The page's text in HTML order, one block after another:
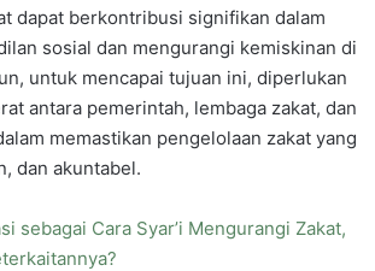
dapat berkontribusi signifikan dalam
sosial dan mengurangi kemiskinan di
untuk mencapai tujuan ini, diperlukan
antara pemerintah, lembaga zakat, dan
memastikan pengelolaan zakat yang
dan akuntabel.
sebagai Cara Syar’i Mengurangi Zakat,